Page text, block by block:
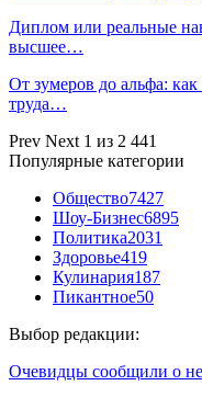
Диплом или реальные
высшее…
От зумеров до альфа:
труда…
Prev Next 1 из 2 441
Популярные категории
Общество7427
Шоу-Бизнес6895
Политика2031
Здоровье419
Кулинария187
Пикантное50
Выбор редакции:
Очевидцы сообщили о